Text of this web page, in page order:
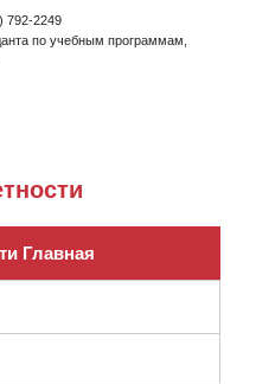
792-2249
по учебным программам,
Главная